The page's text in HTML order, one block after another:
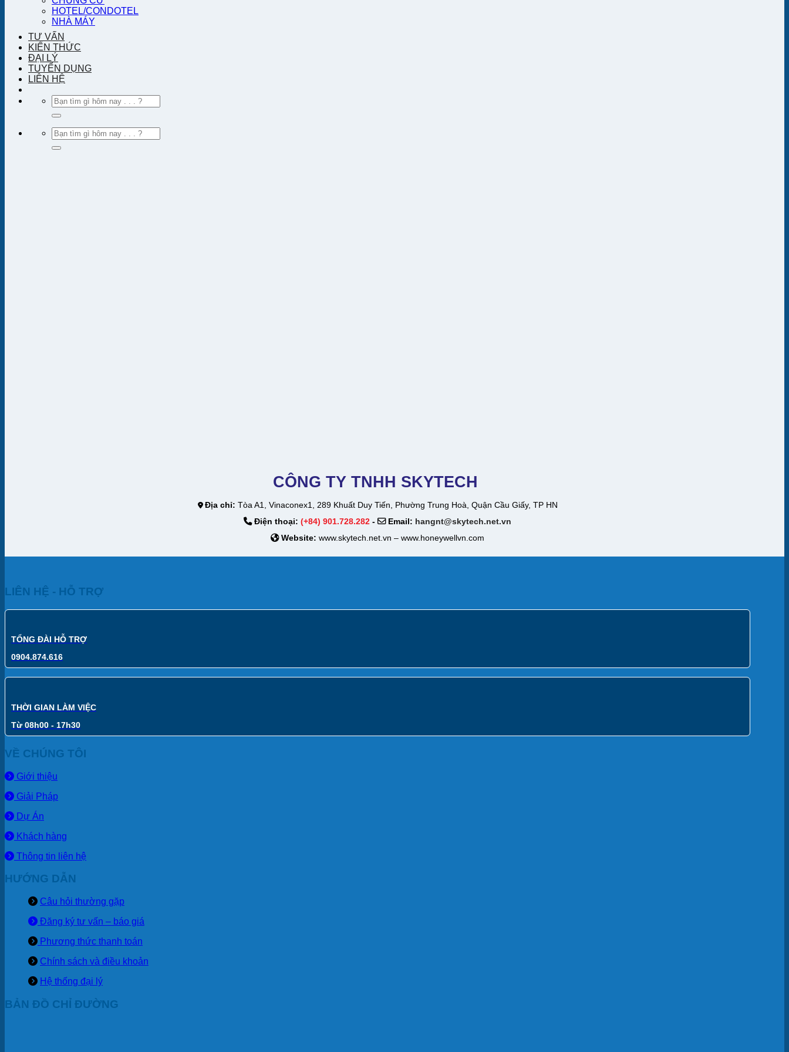
HOTEL/CONDOTEL
NHÀ MÁY
TƯ VẤN
KIẾN THỨC
ĐẠI LÝ
TUYỂN DỤNG
LIÊN HỆ
Tìm
kiếm:
Tìm
kiếm:
CÔNG TY TNHH SKYTECH
Địa chỉ: Tòa A1, Vinaconex1, 289 Khuất Duy Tiến, Phường Trung Hoà, Quận Cầu Giấy, TP HN
Điện thoại: (+84) 901.728.282 - Email: hangnt@skytech.net.vn
Website: www.skytech.net.vn – www.honeywellvn.com
LIÊN HỆ - HỖ TRỢ
TỔNG ĐÀI HỖ TRỢ
0904.874.616
THỜI GIAN LÀM VIỆC
Từ 08h00 - 17h30
VỀ CHÚNG TÔI
Giới thiệu
Giải Pháp
Dự Án
Khách hàng
Thông tin liên hệ
HƯỚNG DẪN
Câu hỏi thường gặp
Đăng ký tư vấn – báo giá
Phương thức thanh toán
Chính sách và điều khoản
Hệ thống đại lý
BẢN ĐỒ CHỈ ĐƯỜNG